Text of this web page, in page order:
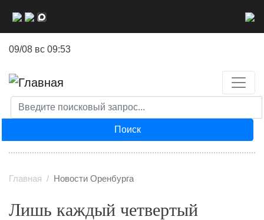
09/08 вс 09:53
Поиск
Главная Новости Оренбурга
Лишь каждый четвертый